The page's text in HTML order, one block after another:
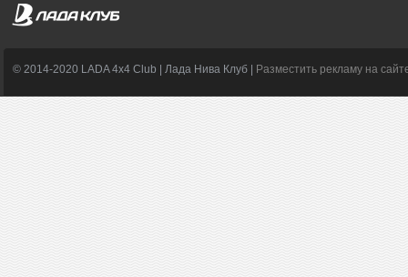
© 2014-2020 LADA 4x4 Club | Лада Нива Клуб | Разместить рекламу на